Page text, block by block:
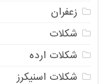
زعفران
شکلات
شکلات ارده
شکلات اسنیکرز